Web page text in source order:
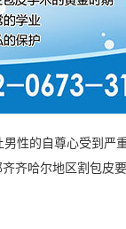
的自尊心受到严
齐哈尔地区割包皮